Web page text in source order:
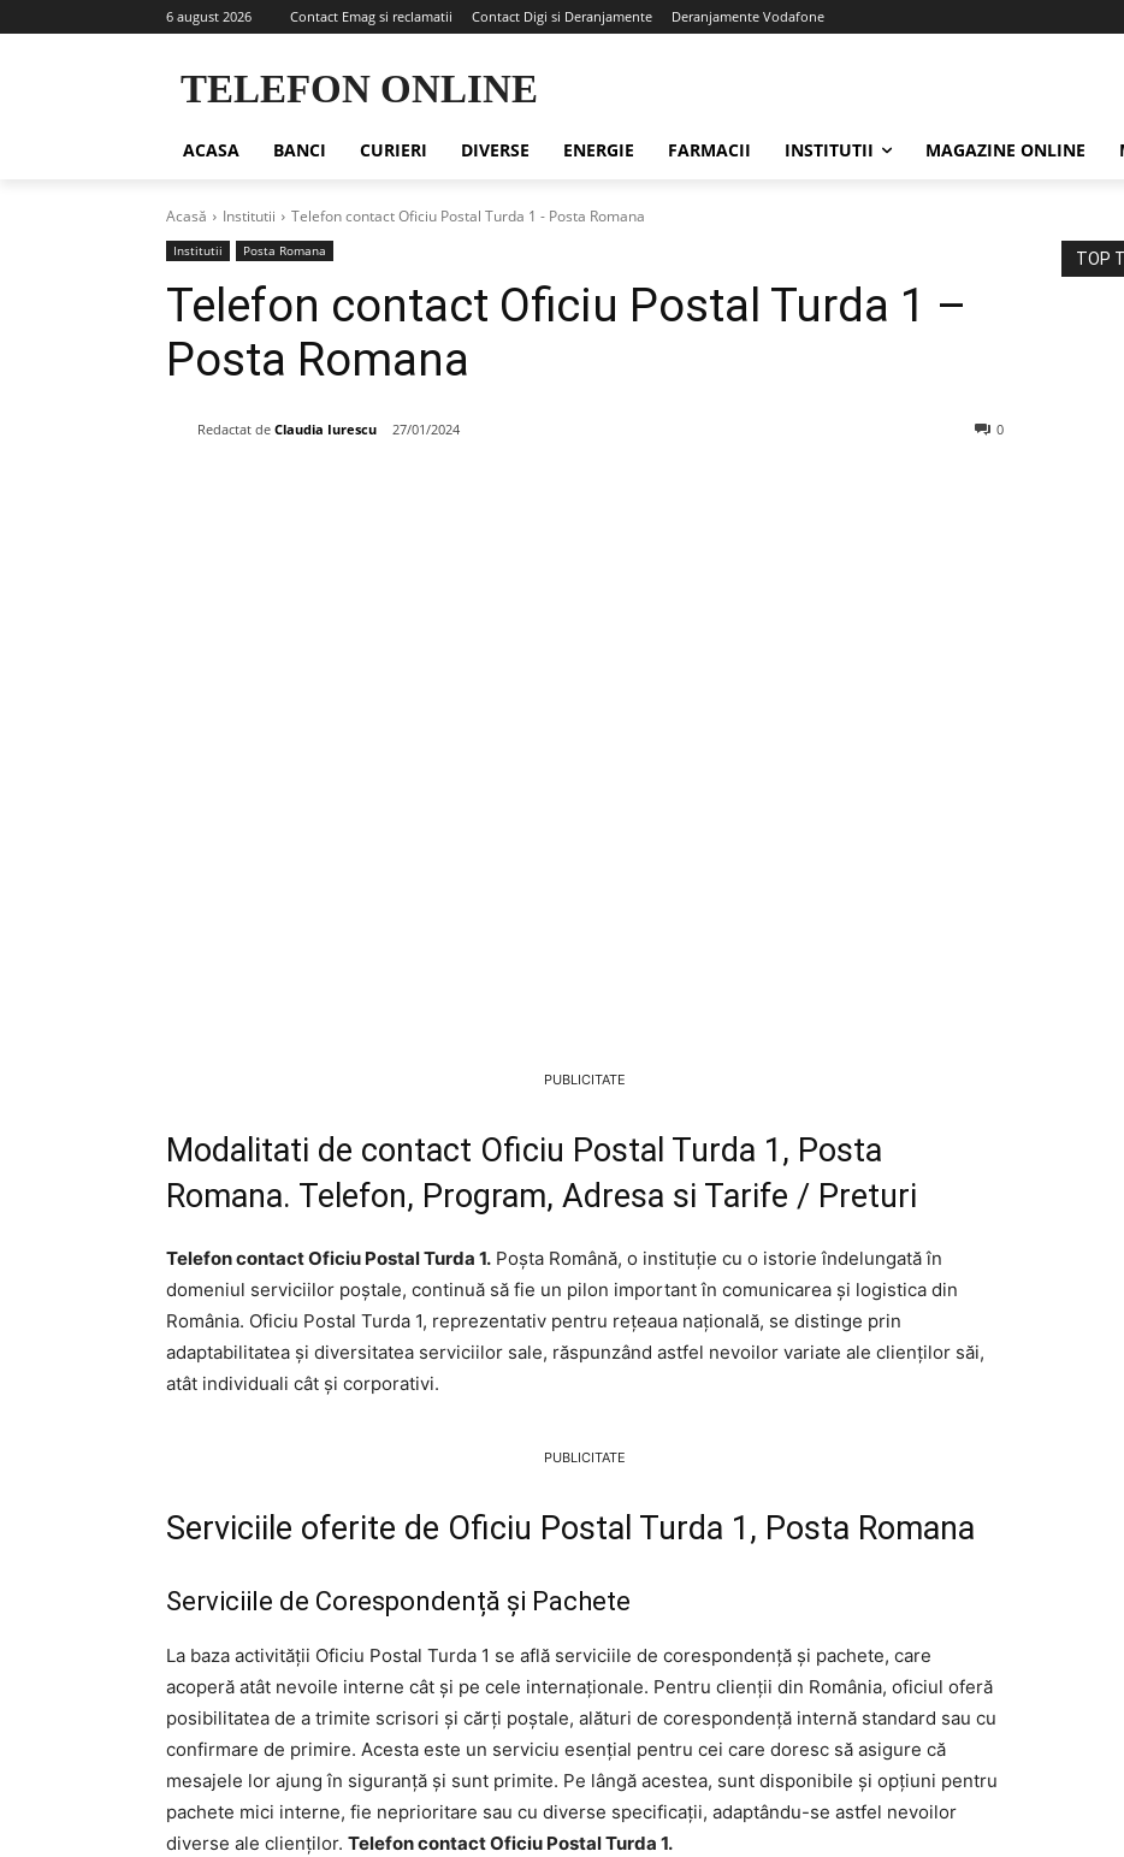
6 august 2026 Contact Emag si reclamatii Contact Digi si Deranjamente Deranjamente Vodafone
TELEFON ONLINE
ACASA BANCI CURIERI DIVERSE ENERGIE FARMACII INSTITUTII MAGAZINE ONLINE
Acasă Institutii Telefon contact Oficiu Postal Turda 1 - Posta Romana
Institutii Posta Romana
Telefon contact Oficiu Postal Turda 1 –
Posta Romana
Redactat de Claudia Iurescu 27/01/2024 0
PUBLICITATE
Modalitati de contact Oficiu Postal Turda 1, Posta
Romana. Telefon, Program, Adresa si Tarife / Preturi
Telefon contact Oficiu Postal Turda 1. Poșta Română, o instituție cu o istorie îndelungată în
domeniul serviciilor poștale, continuă să fie un pilon important în comunicarea și logistica din
România. Oficiu Postal Turda 1, reprezentativ pentru rețeaua națională, se distinge prin
adaptabilitatea și diversitatea serviciilor sale, răspunzând astfel nevoilor variate ale clienților săi,
atât individuali cât și corporativi.
PUBLICITATE
Serviciile oferite de Oficiu Postal Turda 1, Posta Romana
Serviciile de Corespondență și Pachete
La baza activității Oficiu Postal Turda 1 se află serviciile de corespondență și pachete, care
acoperă atât nevoile interne cât și pe cele internaționale. Pentru clienții din România, oficiul oferă
posibilitatea de a trimite scrisori și cărți poștale, alături de corespondență internă standard sau cu
confirmare de primire. Acesta este un serviciu esențial pentru cei care doresc să asigure că
mesajele lor ajung în siguranță și sunt primite. Pe lângă acestea, sunt disponibile și opțiuni pentru
pachete mici interne, fie neprioritare sau cu diverse specificații, adaptându-se astfel nevoilor
diverse ale clienților. Telefon contact Oficiu Postal Turda 1.
TOP